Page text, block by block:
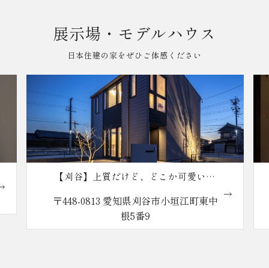
展示場・モデルハウス
日本住建の家をぜひご体感ください
こか可愛い大
家
市小垣江町東中
【知立】五感が安らぐゆとり
〒472-0034 愛知県知立市弘栄